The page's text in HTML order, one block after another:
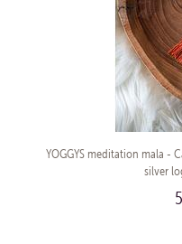
YOGGYS meditation mala -
silver